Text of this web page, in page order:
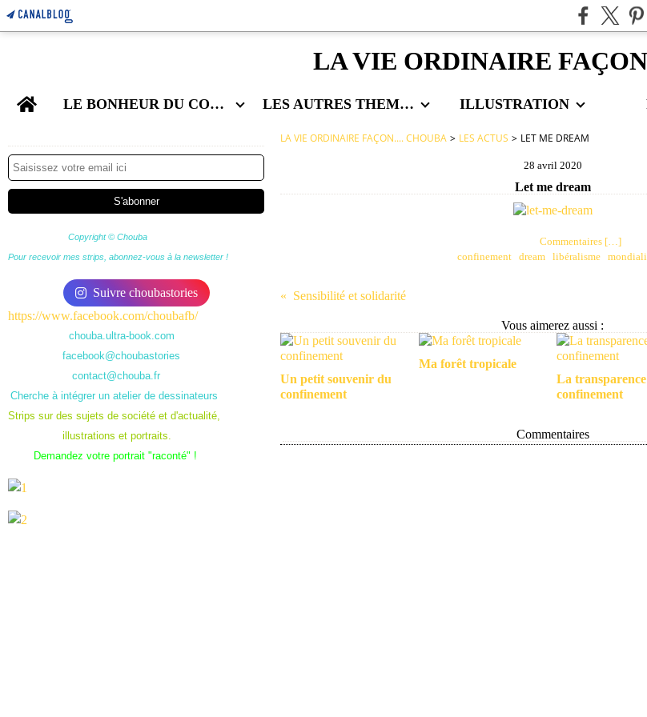
LA VIE ORDINAIRE
Home LE BONHEUR DU COUPLE LES AUTRES THEMES ILLUSTRATION
Copyright © Chouba
Pour recevoir mes strips, abonnez-vous à la newsletter !
Suivre choubastories
https://www.facebook.com/choubafb/
chouba.ultra-book.com
facebook@choubastories
contact@chouba.fr
Cherche à intégrer un atelier de dessinateurs
Strips sur des sujets de société et d'actualité,
illustrations et portraits.
Demandez votre portrait "raconté" !
LA VIE ORDINAIRE FAÇON.... CHOUBA > LES ACTUS > LET ME DREAM
28 avril 2020
Let me dream
Commentaires […]
confinement dream libéralisme
Sensibilité et solidarité
Vous aimerez aussi :
Un petit souvenir du
confinement
Ma forêt tropicale
La
confinement
Commentaires